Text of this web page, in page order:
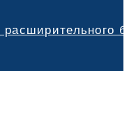
расширительного